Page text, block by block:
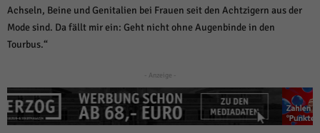
Achseln, Beine und Genitalien bei Frauen seit den Achtzigern aus der
Mode sind. Da fällt mir ein: Geht nicht ohne Augenbinde in den
Tourbus.“
- Anzeige -